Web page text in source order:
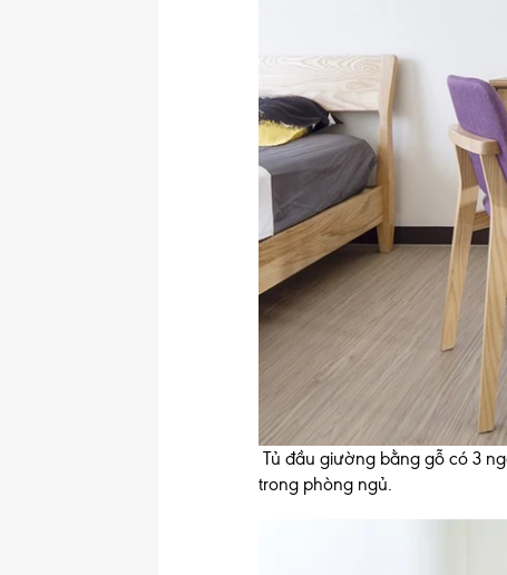
Tủ đầu giường bằng gỗ có 3
trong phòng ngủ.